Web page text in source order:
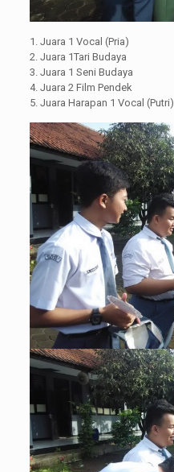
1. Juara 1 Vocal (Pria)
2. Juara 1Tari Budaya
3. Juara 1 Seni Budaya
4. Juara 2 Film Pendek
5. Juara Harapan 1 Vocal (Putri)